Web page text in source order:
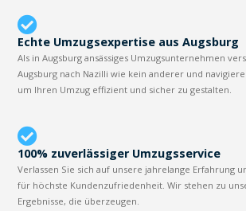
Echte Umzugsexpertise aus Augsburg
Als in Augsburg ansässiges Umzugsunternehmen
Augsburg nach Nazilli wie kein anderer und
um Ihren Umzug effizient und sicher zu gestalten.
100% zuverlässiger Umzugsservice
Verlassen Sie sich auf unsere jahrelange Erfahrung
für höchste Kundenzufriedenheit. Wir stehen zu
Ergebnisse, die überzeugen.